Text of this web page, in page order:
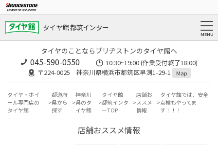
タイヤ館 都筑インター
タイヤのことならブリヂストンのタイヤ館へ
045-590-0550
10:30~19:00 (作業受付終了18:00)
〒224-0025 神奈川県横浜市都筑区早渕1-29-1
Map
タイヤ・ホイ
ール専門店の
タイヤ館
都道府
県から
探す
神奈川
県のタ
イヤ館
タイヤ館
都筑インタ
ーTOP
店舗お
ススメ
情報
タイヤ館では、安全
点検もやってま
す！！！
店舗おススメ情報